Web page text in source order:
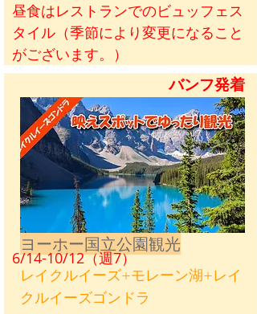
昼食はレストランでのビュッフェス
タイル（季節により変更になること
がございます。）
バンフ発着
ヨーホー国立公園観光
レイクルイーズ+モレーン湖+レイ
クルイーズゴンドラ
6/14-10/12（週7）